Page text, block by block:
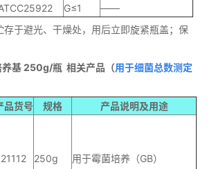
G≤1
——
存于避光、干燥处，用后立即旋紧瓶盖；保
养基 250g/瓶 相关产品（用于细菌总数测定
品货号 规格 产品说明及用途
250g 用于霉菌培养（GB）